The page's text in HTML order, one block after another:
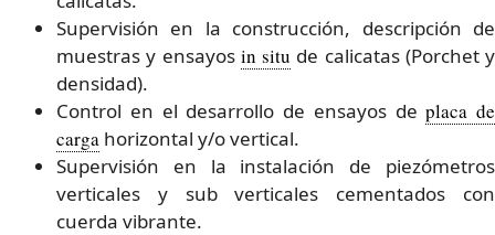
Supervisión en la construcción, descripción de
muestras y ensayos in situ de calicatas (Porchet y
densidad).
Control en el desarrollo de ensayos deplaca de
carga horizontal y/o vertical.
Supervisión en la instalación de piezómetros
verticales y sub verticales cementados con
cuerda vibrante.